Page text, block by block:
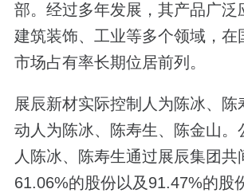
部。经过多年发展，其产品广泛
建筑装饰、工业等多个领域，在
市场占有率长期位居前列。
展辰新材实际控制人为陈冰、陈
动人为陈冰、陈寿生、陈金山。
人陈冰、陈寿生通过展辰集团共
61.06%的股份以及91.47%的股